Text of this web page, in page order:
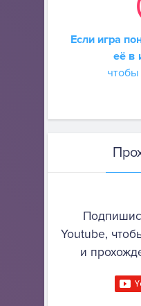
Если игра
её в
чтобы
Youtube,
и